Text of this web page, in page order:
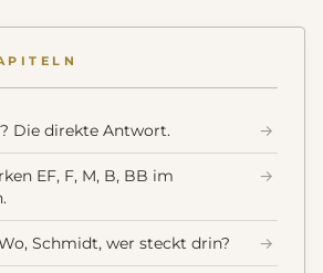
Die direkte Antwort. →
EF, F, M, B, BB im
→
Schmidt, wer steckt drin? →